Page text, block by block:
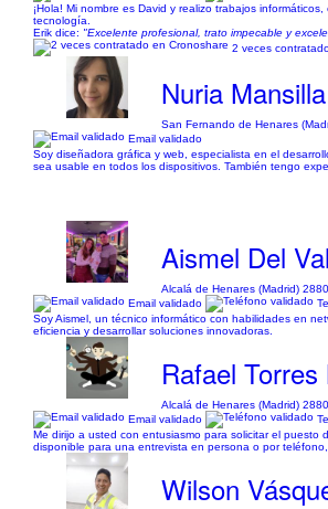
¡Hola! Mi nombre es David y realizo trabajos
tecnología.
Erik dice: "Excelente profesional, trato impecable y
2 veces
Nuria
San Fernando de Henares
Email validado
Soy diseñadora gráfica y web, especialista en el
sea usable en todos los dispositivos. También tengo
Aismel Del
Alcalá de Henares (Madrid)
Email validado
Soy Aismel, un técnico informático con habilidades en
eficiencia y desarrollar soluciones innovadoras.
Rafael
Alcalá de Henares (Madrid)
Email validado
Me dirijo a usted con entusiasmo para solicitar el
disponible para una entrevista en persona o por
Wilson